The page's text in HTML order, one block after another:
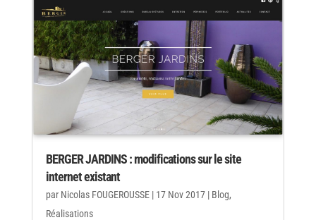
BERGER JARDINS : modifications sur le site
internet existant
par Nicolas FOUGEROUSSE| 17 Nov 2017| Blog,
Réalisations